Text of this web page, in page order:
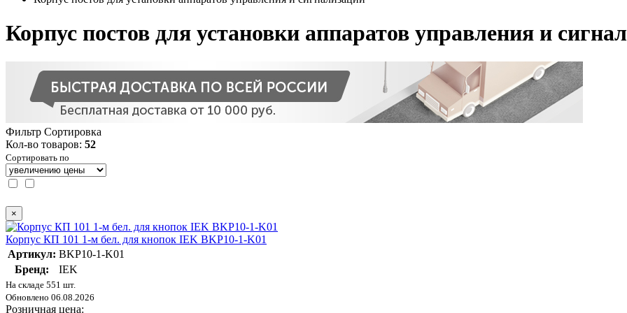
Корпус постов для установки аппаратов управления и
Фильтр Сортировка
Кол-во товаров: 52
Сортировать по
×
Корпус КП 101 1-м бел. для кнопок IEK BKP10-1-K01
Артикул: BKP10-1-K01
Бренд:
IEK
На складе 551 шт.
Обновлено 06.08.2026
Розничная цена: